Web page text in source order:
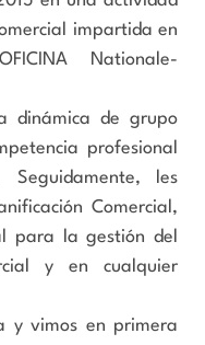
impartida en
Nationale-
dinámica de grupo
profesional
les
Comercial,
para la gestión del
y en cualquier
y vimos en primera